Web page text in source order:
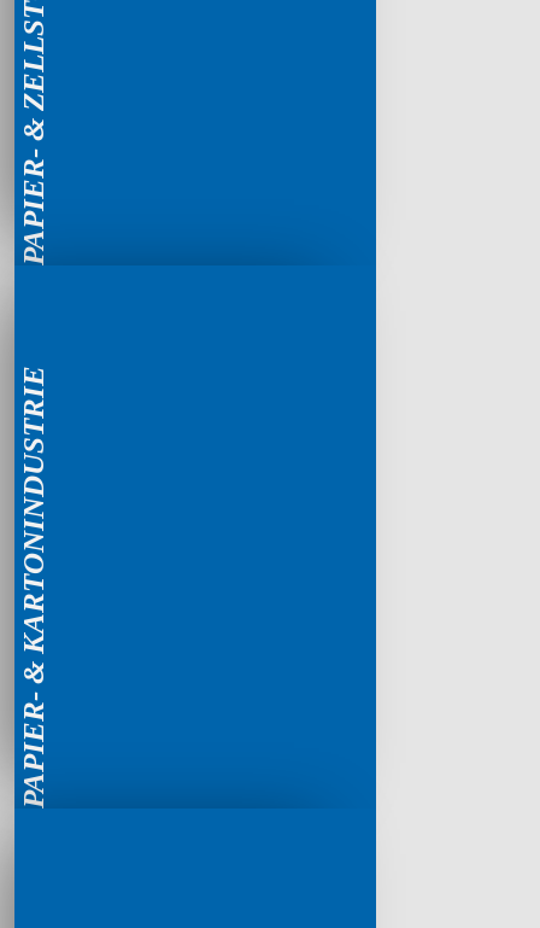
PAPIER- & KARTONINDUSTRIE